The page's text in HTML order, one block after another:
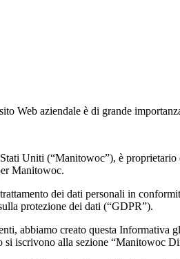
Web aziendale è di grande
Uniti (“Manitowoc”), è proprietario
Manitowoc.
dei dati personali in
protezione dei dati (“GDPR”).
abbiamo creato questa
iscrivono alla sezione “Manitowoc